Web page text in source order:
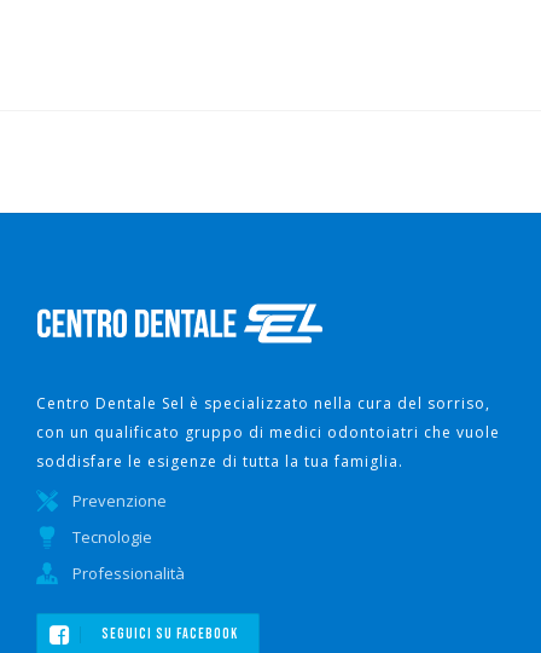
Centro Dentale Sel è specializzato nella cura del sorriso,
con un qualificato gruppo di medici odontoiatri che vuole
soddisfare le esigenze di tutta la tua famiglia.
Prevenzione
Tecnologie
Professionalità
SEGUICI SU FACEBOOK